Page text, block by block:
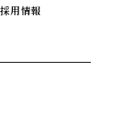
採用情報